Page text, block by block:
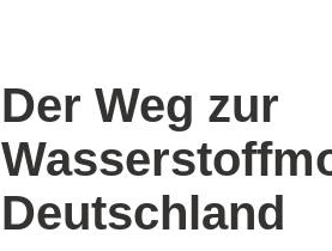
Der Weg zur
Deutschland